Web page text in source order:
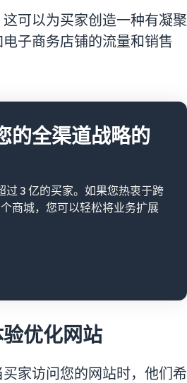
可以为买家创造一种有凝聚
子商务店铺的流量和销售
的全渠道战略的
3 亿的买家。如果您热衷于跨
商城，您可以轻松将业务扩展
优化网站
家访问您的网站时，他们希